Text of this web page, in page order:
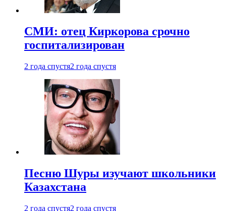
СМИ: отец Киркорова срочно
госпитализирован
2 года спустя2 года спустя
Песню Шуры изучают школьники
Казахстана
2 года спустя2 года спустя